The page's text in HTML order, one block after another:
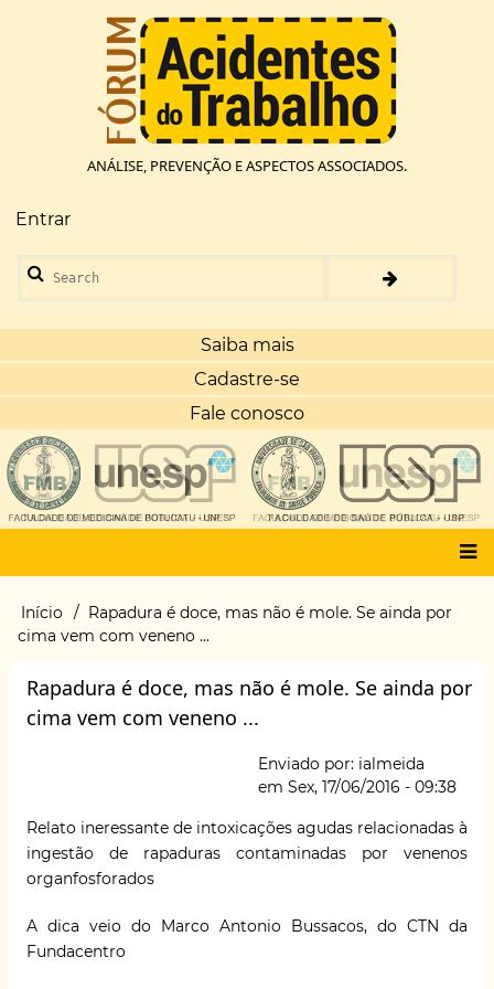
ANÁLISE, PREVENÇÃO E ASPECTOS ASSOCIADOS.
Menu
de
conta
de
usuário
Entrar
Search
Saiba mais
Cadastre-se
Fale conosco
Main
menu
Trilha
de
Início
Rapadura é doce, mas não é mole. Se ainda por
cima vem com veneno ...
Rapadura é doce, mas não é mole. Se ainda por
cima vem com veneno ...
Enviado por: ialmeida
em Sex, 17/06/2016 - 09:38
Relato ineressante de intoxicações agudas relacionadas à
ingestão de rapaduras contaminadas por venenos
organfosforados
A dica veio do Marco Antonio Bussacos, do CTN da
Fundacentro